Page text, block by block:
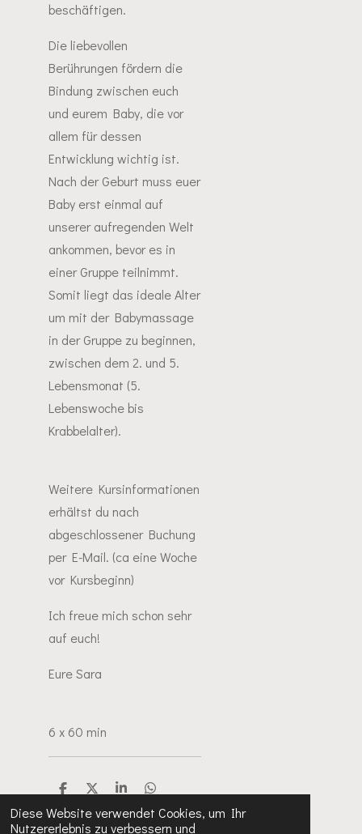
Diese Website verwendet Cookies, um Ihr
Nutzererlebnis zu verbessern und
beschäftigen.
Die liebevollen
Berührungen fördern die
Bindung zwischen euch
und eurem Baby, die vor
allem für dessen
Entwicklung wichtig ist.
Nach der Geburt muss euer
Baby erst einmal auf
unserer aufregenden Welt
ankommen, bevor es in
einer Gruppe teilnimmt.
Somit liegt das ideale Alter
um mit der Babymassage
in der Gruppe zu beginnen,
zwischen dem 2. und 5.
Lebensmonat (5.
Lebenswoche bis
Krabbelalter).
Weitere Kursinformationen
erhältst du nach
abgeschlossener Buchung
per E-Mail. (ca eine Woche
vor Kursbeginn)
Ich freue mich schon sehr
auf euch!
Eure Sara
6 x 60 min
T
e
i
T
i
T
i
T
i